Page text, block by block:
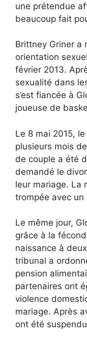
une prétendue
beaucoup fait
Brittney Griner a
orientation
février 2013.
sexualité dans
s’est fiancée à
joueuse de
Le 8 mai 2015,
plusieurs mois
de couple a été
demandé le
leur mariage. La
trompée avec un
Le même jour,
grâce à la
naissance à
tribunal a
pension
partenaires ont
violence
mariage. Après
ont été